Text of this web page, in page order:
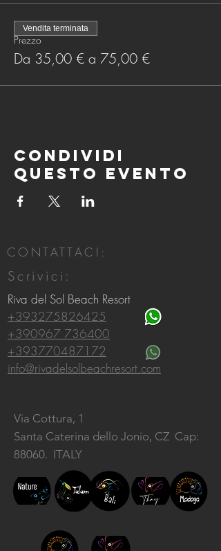
Prezzo
Da 35,00 € a 75,00 €
Vendita terminata
Condividi
questo evento
CONTATTACI:
Scrivici:
Riva del Sol Beach Resort
+393275826425
+390967 736400
+393770487172
info@rivadelsolbeachresort.com
Via Cottura, 1
Santa Caterina dello Jonio, CZ Cap:
88060. ITALY